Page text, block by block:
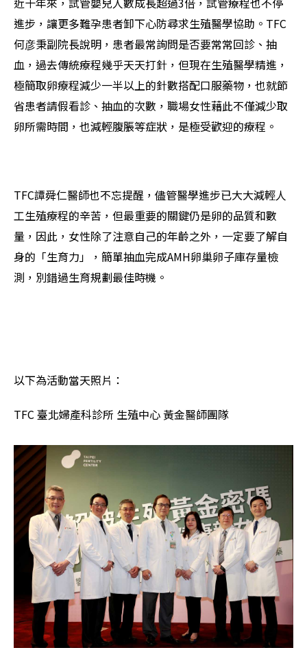
進步，讓更多難孕患者卸下心防尋求生殖醫學協助。TFC
何彦秉副院長說明，患者最常詢問是否要常常回診、抽
血，過去傳統療程幾乎天天打針，但現在生殖醫學精進，
極簡取卵療程減少一半以上的針數搭配口服藥物，也就節
省患者請假看診、抽血的次數，職場女性藉此不僅減少取
卵所需時間，也減輕腹脹等症狀，是極受歡迎的療程。
TFC譚舜仁醫師也不忘提醒，儘管醫學進步已大大減輕人
工生殖療程的辛苦，但最重要的關鍵仍是卵的品質和數
量，因此，女性除了注意自己的年齡之外，一定要了解自
身的「生育力」，簡單抽血完成AMH卵巢卵子庫存量檢
測，別錯過生育規劃最佳時機。
以下為活動當天照片：
TFC 臺北婦產科診所 生殖中心 黃金醫師團隊